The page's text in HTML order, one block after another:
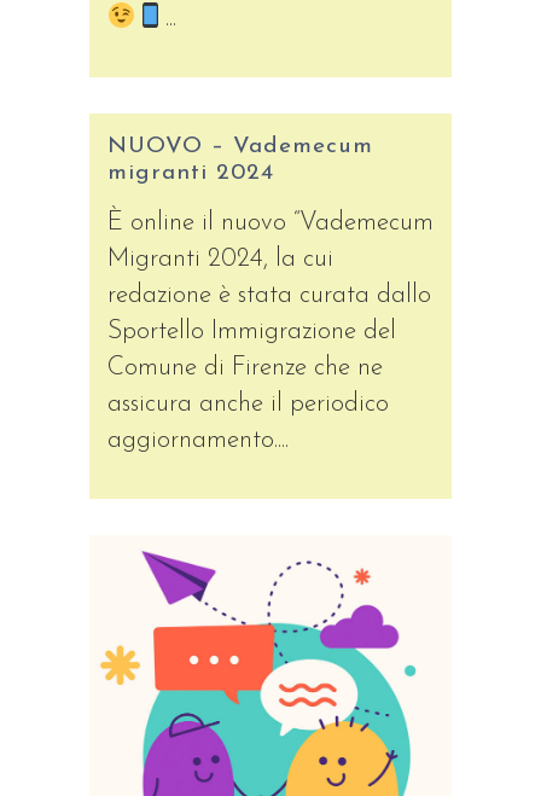
...
NUOVO – Vademecum
migranti 2024
È online il nuovo “Vademecum
Migranti 2024, la cui
redazione è stata curata dallo
Sportello Immigrazione del
Comune di Firenze che ne
assicura anche il periodico
aggiornamento....